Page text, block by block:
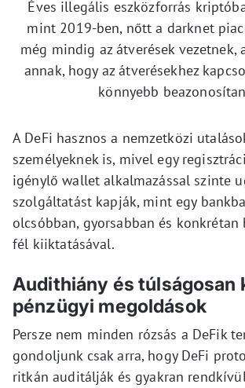
Éves illegális eszközforrás
mint 2019-ben, nőtt a darknet
még mindig az átverések vezetnek,
annak, hogy az átverésekhez
könnyebb
A DeFi hasznos a nemzetközi
személyeknek is, mivel egy
igénylő wallet alkalmazással szinte
szolgáltatást kapják, mint egy
olcsóbban, gyorsabban és
fél kiiktatásával.
Audithiány és túlságosan
pénzügyi megoldások
Persze nem minden rózsás a DeFik
gondoljunk csak arra, hogy DeFi
ritkán auditálják és gyakran